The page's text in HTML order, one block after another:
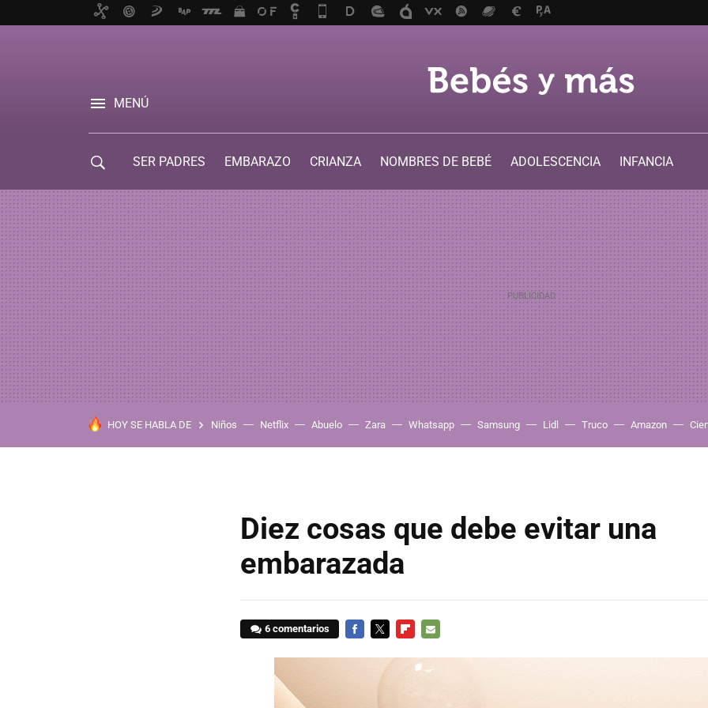
MENÚ
SER PADRES EMBARAZO CRIANZA NOMBRES DE BEBÉ ADOLESCENCIA
INFANCIA
HOY SE HABLA DE Niños Netflix Abuelo Zara Whatsapp Samsung Lidl Truco Amazon
Diez cosas que debe evitar una
embarazada
6 comentarios
MAIL